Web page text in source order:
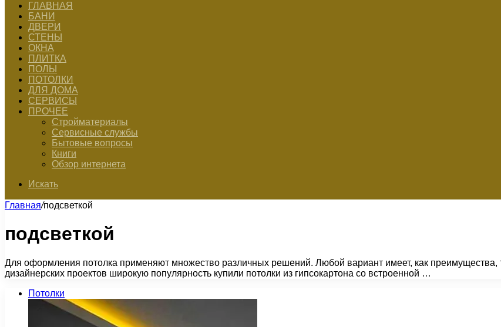
ГЛАВНАЯ
БАНИ
ДВЕРИ
СТЕНЫ
ОКНА
ПЛИТКА
ПОЛЫ
ПОТОЛКИ
ДЛЯ ДОМА
СЕРВИСЫ
ПРОЧЕЕ
Стройматериалы
Сервисные службы
Бытовые вопросы
Книги
Обзор интернета
Искать
Главная/подсветкой
подсветкой
Для оформления потолка применяют множество различных решений. Любой вариант имеет, как преимущества,
дизайнерских проектов широкую популярность купили потолки из гипсокартона со встроенной …
Потолки